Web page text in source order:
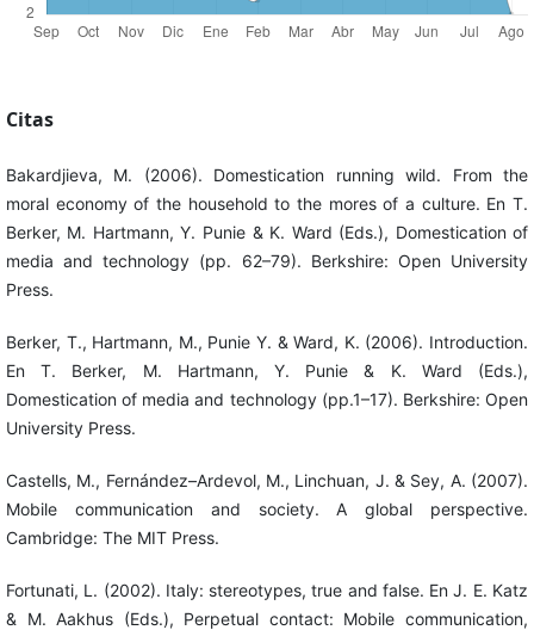
Citas
Bakardjieva, M. (2006). Domestication running wild. From the
moral economy of the household to the mores of a culture. En T.
Berker, M. Hartmann, Y. Punie & K. Ward (Eds.), Domestication of
media and technology (pp. 62–79). Berkshire: Open University
Press.
Berker, T., Hartmann, M., Punie Y. & Ward, K. (2006). Introduction.
En T. Berker, M. Hartmann, Y. Punie & K. Ward (Eds.),
Domestication of media and technology (pp.1–17). Berkshire: Open
University Press.
Castells, M., Fernández–Ardevol, M., Linchuan, J. & Sey, A. (2007).
Mobile communication and society. A global perspective.
Cambridge: The MIT Press.
Fortunati, L. (2002). Italy: stereotypes, true and false. En J. E. Katz
& M. Aakhus (Eds.), Perpetual contact: Mobile communication,